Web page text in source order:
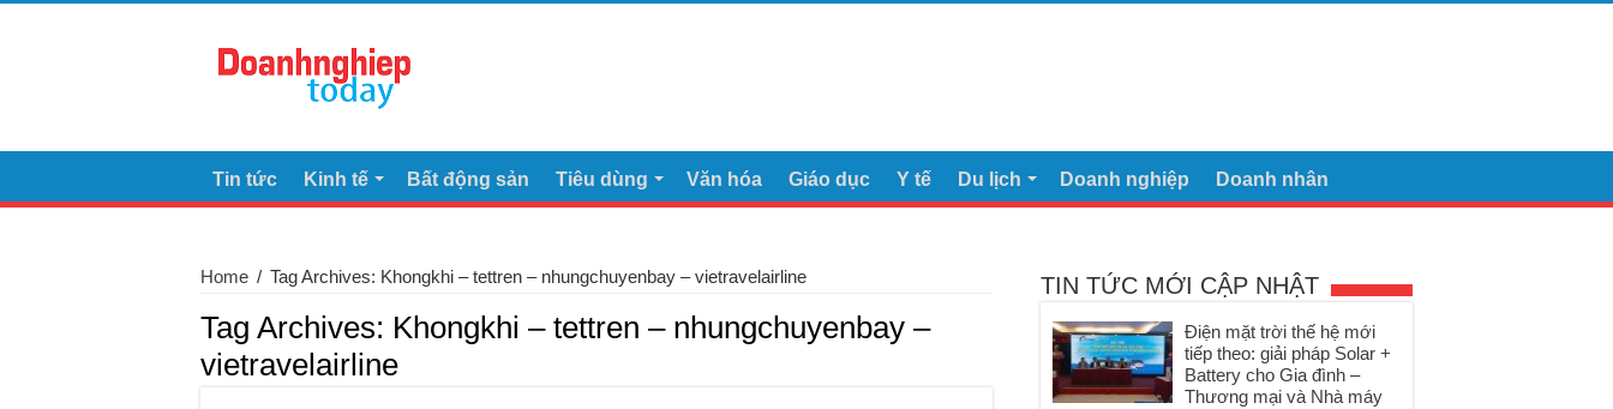
Tin tức Kinh tế Bất động sản Tiêu dùng Văn hóa Giáo dục Y tế Du lịch Doanh nghiệp Doanh nhân
Home / Tag Archives: Khongkhi – tettren – nhungchuyenbay – vietravelairline
Tag Archives: Khongkhi – tettren – nhungchuyenbay –
vietravelairline
TIN TỨC MỚI CẬP NHẬT
Điện mặt trời thế hệ mới
tiếp theo: giải pháp Solar +
Battery cho Gia đình –
Thương mại và Nhà máy